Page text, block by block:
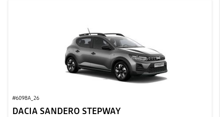
#6098A_26
DACIA SANDERO STEPWAY